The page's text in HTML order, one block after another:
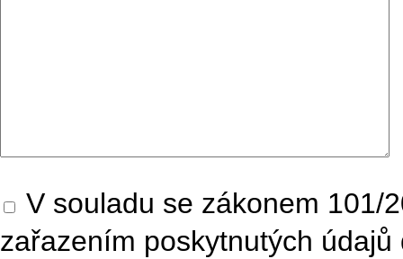
V souladu se zákonem 101/
zařazením poskytnutých